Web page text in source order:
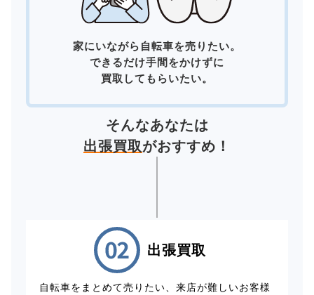
家にいながら自転車を売りたい。
できるだけ手間をかけずに
買取してもらいたい。
そんなあなたは
出張買取がおすすめ！
出張買取
自転車をまとめて売りたい、来店が難しいお客様